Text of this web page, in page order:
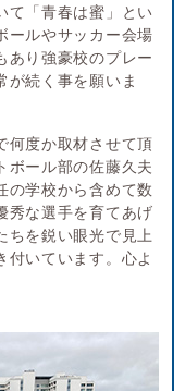
て「青春は蜜」とい
ールやサッカー会場
あり強豪校のプレー
が続く事を願いま
何度か取材させて頂
ボール部の佐藤久夫
の学校から含めて数
秀な選手を育てあげ
ちを鋭い眼光で見上
付いています。心よ